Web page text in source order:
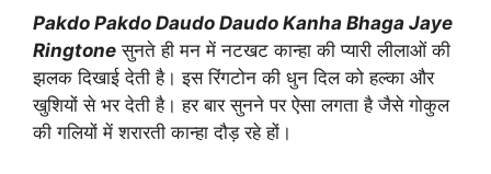
Pakdo Pakdo Daudo Daudo Kanha Bhaga Jaye
Ringtone सुनते ही मन में नटखट कान्हा की प्यारी लीलाओं की
झलक दिखाई देती है। इस रिंगटोन की धुन दिल को हल्का और
खुशियों से भर देती है। हर बार सुनने पर ऐसा लगता है जैसे गोकुल
की गलियों में शरारती कान्हा दौड़ रहे हों।